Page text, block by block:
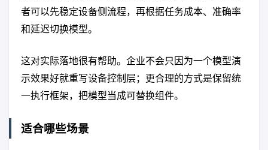
者可以先稳定设备侧流程，再根据任务成本、准确率
和延迟切换模型。
这对实际落地很有帮助。企业不会只因为一个模型演
示效果好就重写设备控制层；更合理的方式是保留统
一执行框架，把模型当成可替换组件。
适合哪些场景